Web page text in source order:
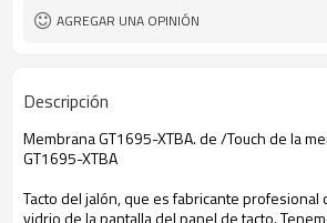
AGREGAR UNA OPINIÓN
Descripción
Membrana GT1695-XTBA. de /Touch de la
GT1695-XTBA
Tacto del jalón, que es fabricante profesional
vidrio de la pantalla del panel de tacto.